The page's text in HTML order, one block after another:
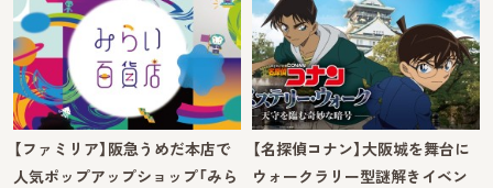
【ファミリア】阪急うめだ本店で
人気ポップアップショップ「みら
【名探偵コナン】大阪城を舞台に
ウォークラリー型謎解きイベン